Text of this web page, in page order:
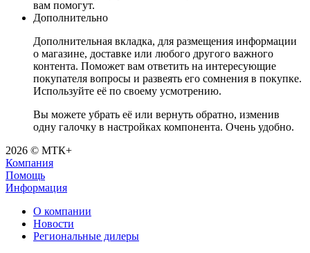
вам помогут.
Дополнительно
Дополнительная вкладка, для размещения информации
о магазине, доставке или любого другого важного
контента. Поможет вам ответить на интересующие
покупателя вопросы и развеять его сомнения в покупке.
Используйте её по своему усмотрению.
Вы можете убрать её или вернуть обратно, изменив
одну галочку в настройках компонента. Очень удобно.
2026 © МТК+
Компания
Помощь
Информация
О компании
Новости
Региональные дилеры